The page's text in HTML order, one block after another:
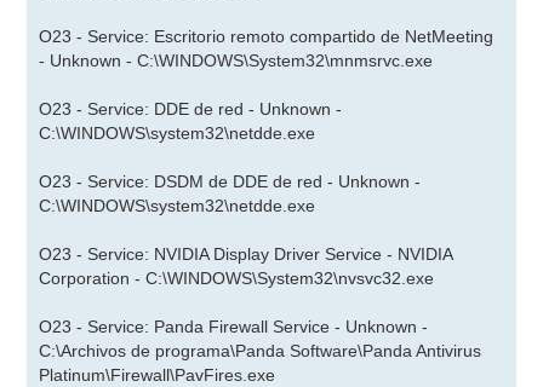
O23 - Service: Escritorio remoto compartido de NetMeeting
- Unknown - C:\WINDOWS\System32\mnmsrvc.exe
O23 - Service: DDE de red - Unknown -
C:\WINDOWS\system32\netdde.exe
O23 - Service: DSDM de DDE de red - Unknown -
C:\WINDOWS\system32\netdde.exe
O23 - Service: NVIDIA Display Driver Service - NVIDIA
Corporation - C:\WINDOWS\System32\nvsvc32.exe
O23 - Service: Panda Firewall Service - Unknown -
C:\Archivos de programa\Panda Software\Panda Antivirus
Platinum\Firewall\PavFires.exe